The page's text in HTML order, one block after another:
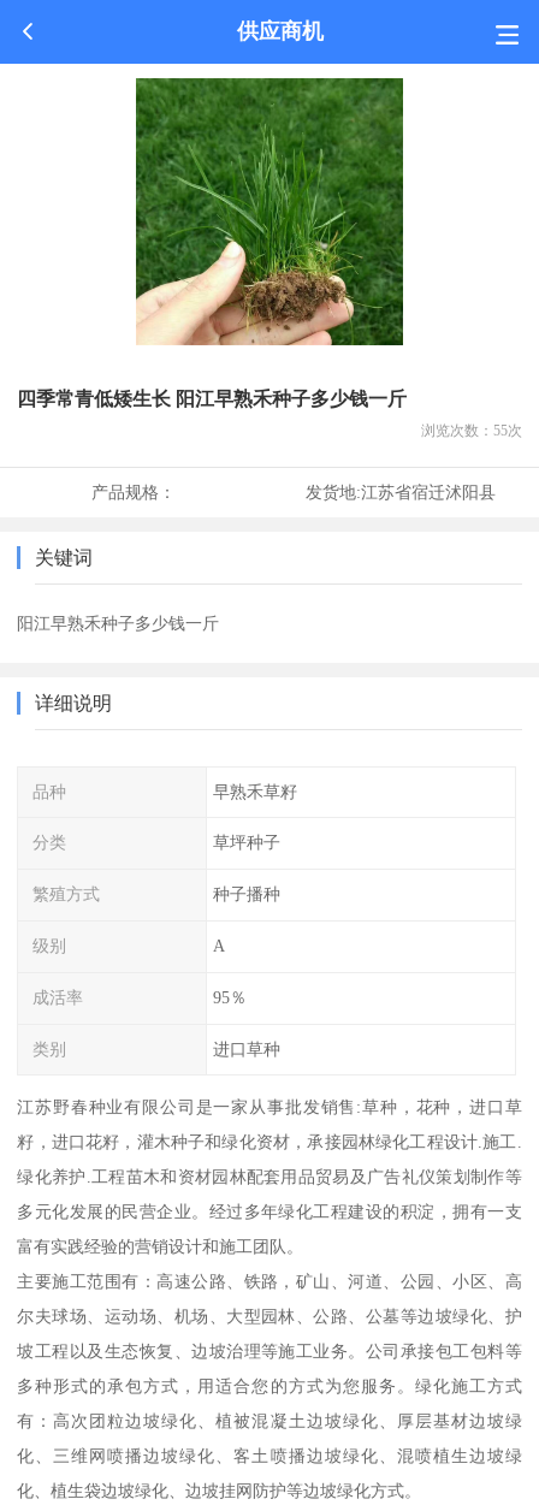
供应商机
四季常青低矮生长 阳江早熟禾种子多少钱一斤
浏览次数： 55次
产品规格： 发货地:江苏省宿迁沭阳县
关键词
阳江早熟禾种子多少钱一斤
详细说明
品种 早熟禾草籽
分类 草坪种子
繁殖方式 种子播种
级别 A
成活率 95％
类别 进口草种
江苏野春种业有限公司是一家从事批发销售:草种，花种，进口草
籽，进口花籽，灌木种子和绿化资材，承接园林绿化工程设计.施工.
绿化养护.工程苗木和资材园林配套用品贸易及广告礼仪策划制作等
多元化发展的民营企业。经过多年绿化工程建设的积淀，拥有一支
富有实践经验的营销设计和施工团队。
主要施工范围有：高速公路、铁路，矿山、河道、公园、小区、高
尔夫球场、运动场、机场、大型园林、公路、公墓等边坡绿化、护
坡工程以及生态恢复、边坡治理等施工业务。公司承接包工包料等
多种形式的承包方式，用适合您的方式为您服务。绿化施工方式
有：高次团粒边坡绿化、植被混凝土边坡绿化、厚层基材边坡绿
化、三维网喷播边坡绿化、客土喷播边坡绿化、混喷植生边坡绿
化、植生袋边坡绿化、边坡挂网防护等边坡绿化方式。